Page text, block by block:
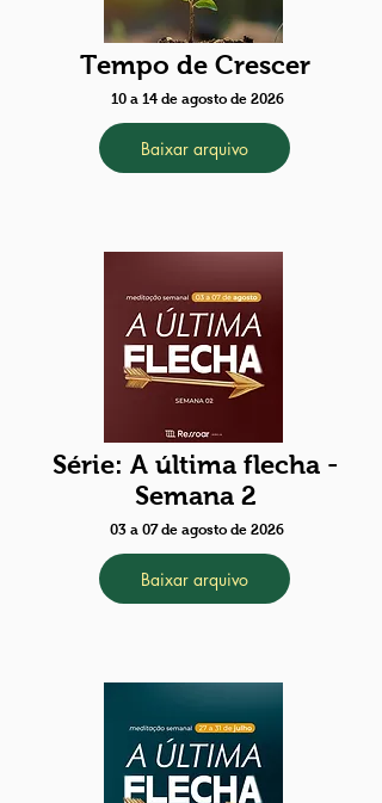
Tempo de Crescer
10 a 14 de agosto de 2026
Baixar arquivo
Série: A última flecha -
Semana 2
03 a 07 de agosto de 2026
Baixar arquivo